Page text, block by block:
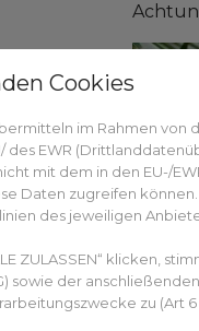
Cookies
im Rahmen von
des EWR
mit dem in den EU-/
Daten zugreifen
des jeweiligen
ZULASSEN“ klicken,
sowie der
zu (Art 6